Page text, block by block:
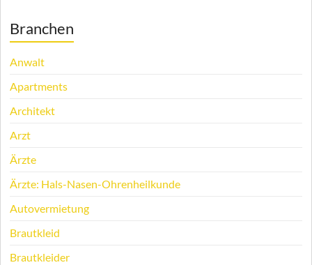
Branchen
Anwalt
Apartments
Architekt
Arzt
Ärzte
Ärzte: Hals-Nasen-Ohrenheilkunde
Autovermietung
Brautkleid
Brautkleider